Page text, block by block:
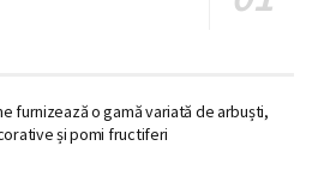
furnizează o gamă variată de arbuști,
și pomi fructiferi